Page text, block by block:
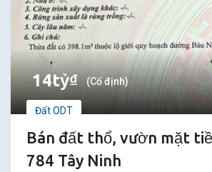
14tỷ₫ (Cố định)
Đất ODT
Bán đất thổ, vườn mặt
784 Tây Ninh